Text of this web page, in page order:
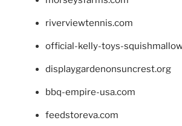
riverviewtennis.com
official-kelly-toys-
displaygardenonsuncrest.org
bbq-empire-usa.com
feedstoreva.com